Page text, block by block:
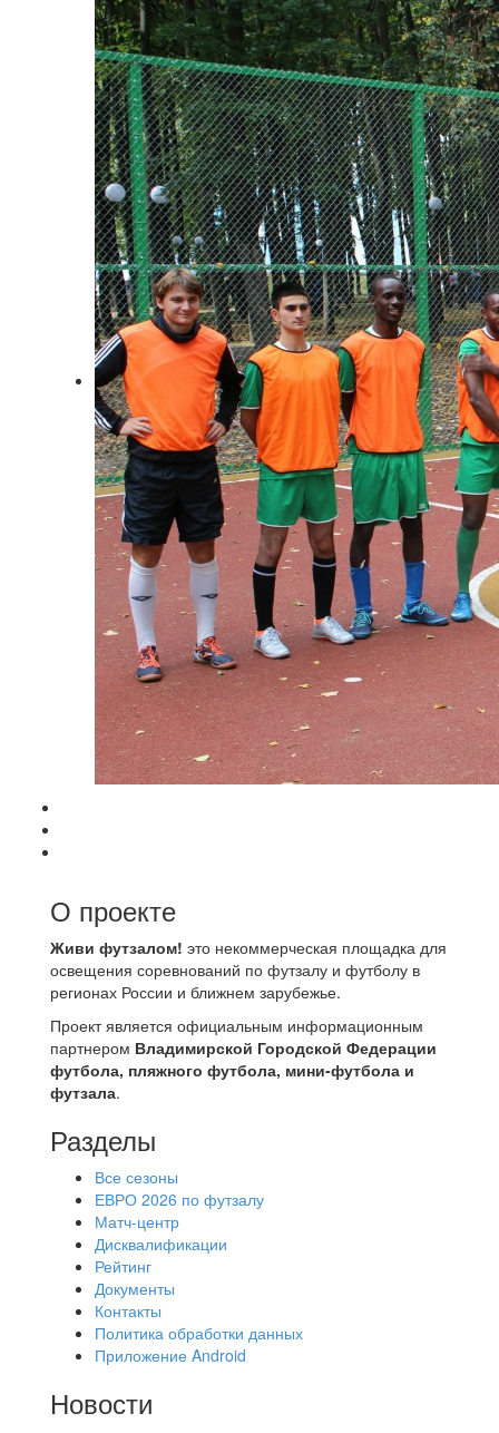
О проекте
Живи футзалом! это некоммерческая площадка для
освещения соревнований по футзалу и футболу в
регионах России и ближнем зарубежье.
Проект является официальным информационным
партнером Владимирской Городской Федерации
футбола, пляжного футбола, мини-футбола и
футзала.
Разделы
Все сезоны
ЕВРО 2026 по футзалу
Матч-центр
Дисквалификации
Рейтинг
Документы
Контакты
Политика обработки данных
Приложение Android
Новости